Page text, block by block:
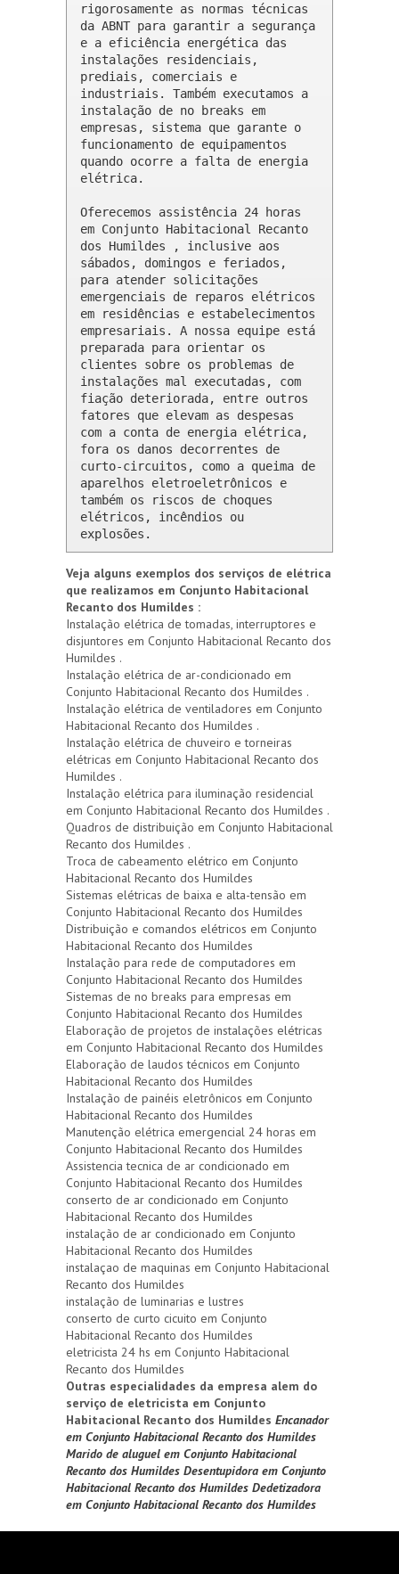
rigorosamente as normas técnicas
da ABNT para garantir a segurança
e a eficiência energética das
instalações residenciais,
prediais, comerciais e
industriais. Também executamos a
instalação de no breaks em
empresas, sistema que garante o
funcionamento de equipamentos
quando ocorre a falta de energia
elétrica.
Oferecemos assistência 24 horas
em Conjunto Habitacional Recanto
dos Humildes , inclusive aos
sábados, domingos e feriados,
para atender solicitações
emergenciais de reparos elétricos
em residências e estabelecimentos
empresariais. A nossa equipe está
preparada para orientar os
clientes sobre os problemas de
instalações mal executadas, com
fiação deteriorada, entre outros
fatores que elevam as despesas
com a conta de energia elétrica,
fora os danos decorrentes de
curto-circuitos, como a queima de
aparelhos eletroeletrônicos e
também os riscos de choques
elétricos, incêndios ou
explosões.
Veja alguns exemplos dos serviços de elétrica
que realizamos em Conjunto Habitacional
Recanto dos Humildes :
Instalação elétrica de tomadas, interruptores e
disjuntores em Conjunto Habitacional Recanto dos
Humildes .
Instalação elétrica de ar-condicionado em
Conjunto Habitacional Recanto dos Humildes .
Instalação elétrica de ventiladores em Conjunto
Habitacional Recanto dos Humildes .
Instalação elétrica de chuveiro e torneiras
elétricas em Conjunto Habitacional Recanto dos
Humildes .
Instalação elétrica para iluminação residencial
em Conjunto Habitacional Recanto dos Humildes .
Quadros de distribuição em Conjunto Habitacional
Recanto dos Humildes .
Troca de cabeamento elétrico em Conjunto
Habitacional Recanto dos Humildes
Sistemas elétricas de baixa e alta-tensão em
Conjunto Habitacional Recanto dos Humildes
Distribuição e comandos elétricos em Conjunto
Habitacional Recanto dos Humildes
Instalação para rede de computadores em
Conjunto Habitacional Recanto dos Humildes
Sistemas de no breaks para empresas em
Conjunto Habitacional Recanto dos Humildes
Elaboração de projetos de instalações elétricas
em Conjunto Habitacional Recanto dos Humildes
Elaboração de laudos técnicos em Conjunto
Habitacional Recanto dos Humildes
Instalação de painéis eletrônicos em Conjunto
Habitacional Recanto dos Humildes
Manutenção elétrica emergencial 24 horas em
Conjunto Habitacional Recanto dos Humildes
Assistencia tecnica de ar condicionado em
Conjunto Habitacional Recanto dos Humildes
conserto de ar condicionado em Conjunto
Habitacional Recanto dos Humildes
instalação de ar condicionado em Conjunto
Habitacional Recanto dos Humildes
instalaçao de maquinas em Conjunto Habitacional
Recanto dos Humildes
instalação de luminarias e lustres
conserto de curto cicuito em Conjunto
Habitacional Recanto dos Humildes
eletricista 24 hs em Conjunto Habitacional
Recanto dos Humildes
Outras especialidades da empresa alem do
serviço de eletricista em Conjunto
Habitacional Recanto dos Humildes Encanador
em Conjunto Habitacional Recanto dos Humildes
Marido de aluguel em Conjunto Habitacional
Recanto dos Humildes Desentupidora em Conjunto
Habitacional Recanto dos Humildes Dedetizadora
em Conjunto Habitacional Recanto dos Humildes